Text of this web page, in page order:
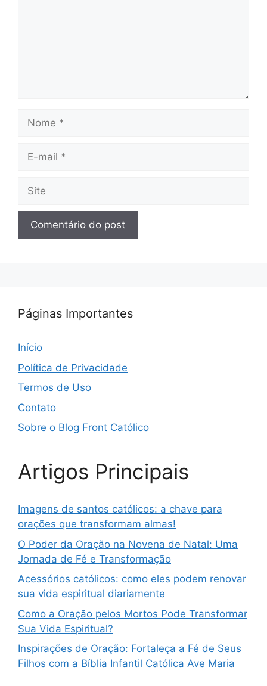
Nome
Site
Páginas Importantes
Início
Política de Privacidade
Termos de Uso
Contato
Sobre o Blog Front Católico
Artigos Principais
Imagens de santos católicos: a chave para
orações que transformam almas!
O Poder da Oração na Novena de Natal: Uma
Jornada de Fé e Transformação
Acessórios católicos: como eles podem renovar
sua vida espiritual diariamente
Como a Oração pelos Mortos Pode Transformar
Sua Vida Espiritual?
Inspirações de Oração: Fortaleça a Fé de Seus
Filhos com a Bíblia Infantil Católica Ave Maria